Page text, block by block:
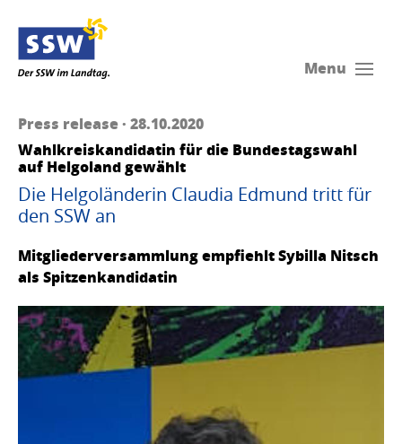
Menu
Press release · 28.10.2020
Wahlkreiskandidatin für die Bundestagswahl
auf Helgoland gewählt
Die Helgoländerin Claudia Edmund tritt für
den SSW an
Mitgliederversammlung empfiehlt Sybilla Nitsch
als Spitzenkandidatin